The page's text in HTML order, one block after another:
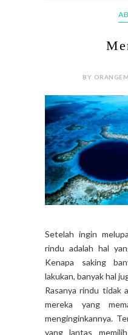
BY
Setelah ingin
rindu adalah hal
Kenapa saking
lakukan, banyak hal
Rasanya rindu tidak
mereka yang
menginginkannya.
yang lantas